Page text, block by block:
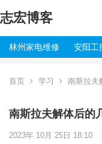
志宏博客
林州家电维修 安阳工
首页 学习 南斯拉夫
南斯拉夫解体后的
2023年 10月 25日 18:10